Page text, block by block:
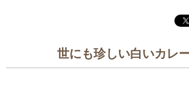
世にも珍しい白いカレ